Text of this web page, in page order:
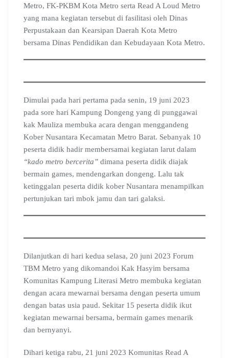
Metro, FK-PKBM Kota Metro serta Read A Loud Metro
yang mana kegiatan tersebut di fasilitasi oleh Dinas
Perpustakaan dan Kearsipan Daerah Kota Metro
bersama Dinas Pendidikan dan Kebudayaan Kota Metro.
Dimulai pada hari pertama pada senin, 19 juni 2023
pada sore hari Kampung Dongeng yang di punggawai
kak Mauliza membuka acara dengan menggandeng
Kober Nusantara Kecamatan Metro Barat. Sebanyak 10
peserta didik hadir membersamai kegiatan larut dalam
“kado metro bercerita” dimana peserta didik diajak
bermain games, mendengarkan dongeng. Lalu tak
ketinggalan peserta didik kober Nusantara menampilkan
pertunjukan tari mbok jamu dan tari galaksi.
Dilanjutkan di hari kedua selasa, 20 juni 2023 Forum
TBM Metro yang dikomandoi Kak Hasyim bersama
Komunitas Kampung Literasi Metro membuka kegiatan
dengan acara mewarnai bersama dengan peserta umum
dengan batas usia paud. Sekitar 15 peserta didik ikut
kegiatan mewarnai bersama, bermain games menarik
dan bernyanyi.
Dihari ketiga rabu, 21 juni 2023 Komunitas Read A